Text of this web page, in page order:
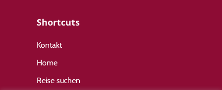
Shortcuts
Kontakt
Home
Reise suchen